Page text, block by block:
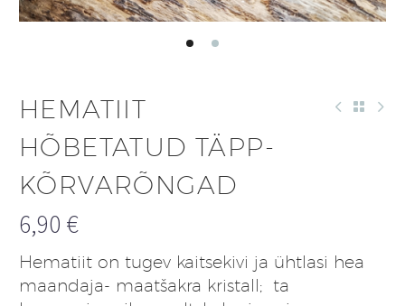
HEMATIIT
HÕBETATUD TÄPP-
KÕRVARÕNGAD
6,90 €
Hematiit on tugev kaitsekivi ja ühtlasi hea
maandaja- maatšakra kristall; ta